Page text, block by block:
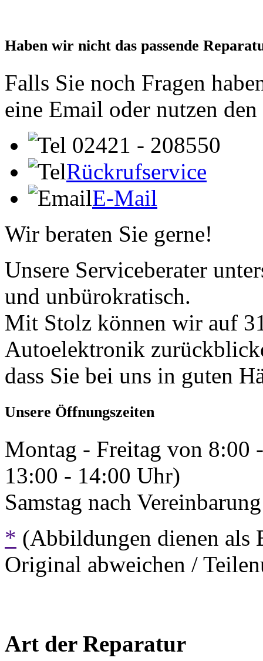
Haben wir nicht das passende
Falls Sie noch Fragen
eine Email oder nutzen
02421 - 208550
Rückrufservice
E-Mail
Wir beraten Sie gerne!
Unsere Serviceberater
und unbürokratisch.
Mit Stolz können wir auf
Autoelektronik
dass Sie bei uns in guten
Unsere Öffnungszeiten
Montag - Freitag von 8:00
13:00 - 14:00 Uhr)
Samstag nach
* (Abbildungen dienen als
Original abweichen /
Art der Reparatur